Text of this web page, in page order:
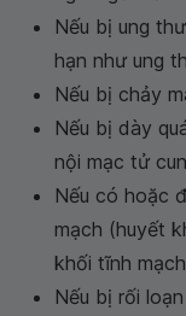
Nếu bị ung
hạn như ung
Nếu bị chảy
Nếu bị dày
nội mạc tử
Nếu có hoặc
mạch (huyết
khối tĩnh
Nếu bị rối